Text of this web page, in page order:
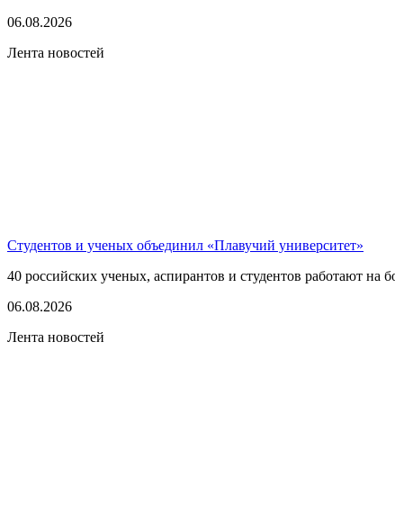
06.08.2026
Лента новостей
Студентов и ученых объединил «Плавучий университет»
40 российских ученых, аспирантов и студентов работают на
06.08.2026
Лента новостей